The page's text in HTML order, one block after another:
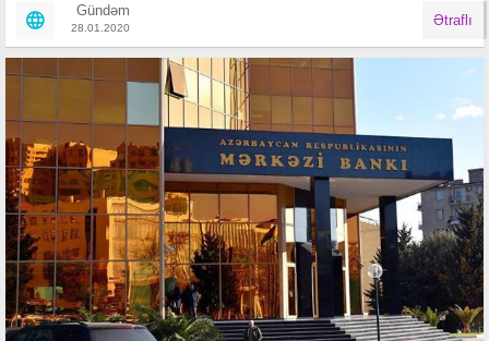
Gündəm
28.01.2020 Ətraflı